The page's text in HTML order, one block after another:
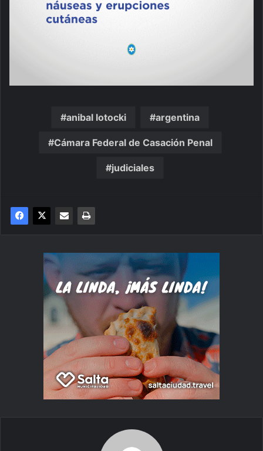
anibal lotocki argentina
Cámara Federal de Casación Penal
judiciales